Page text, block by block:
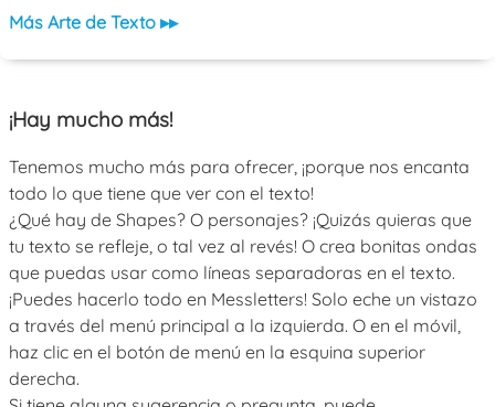
Más Arte de Texto ▸▸
¡Hay mucho más!
Tenemos mucho más para ofrecer, ¡porque nos encanta
todo lo que tiene que ver con el texto!
¿Qué hay de Shapes? O personajes? ¡Quizás quieras que
tu texto se refleje, o tal vez al revés! O crea bonitas ondas
que puedas usar como líneas separadoras en el texto.
¡Puedes hacerlo todo en Messletters! Solo eche un vistazo
a través del menú principal a la izquierda. O en el móvil,
haz clic en el botón de menú en la esquina superior
derecha.